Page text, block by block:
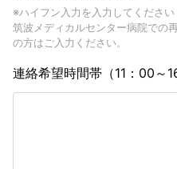
※ハイフン入力を入力してください
筑波メディカルセンター病院での
の方はご入力ください。
連絡希望時間帯（11：00～